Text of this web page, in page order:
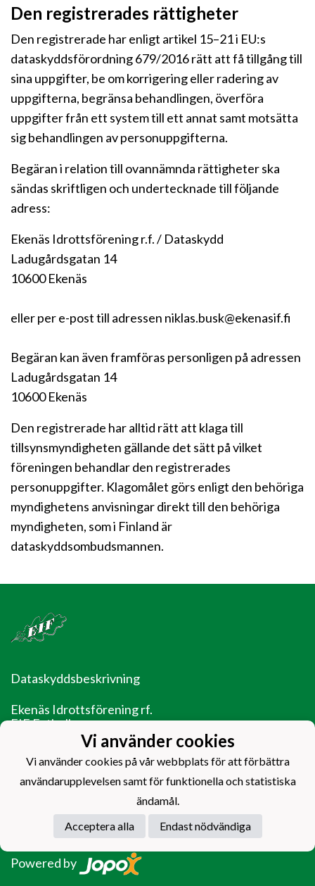
Den registrerades rättigheter
Den registrerade har enligt artikel 15–21 i EU:s
dataskyddsförordning 679/2016 rätt att få tillgång till
sina uppgifter, be om korrigering eller radering av
uppgifterna, begränsa behandlingen, överföra
uppgifter från ett system till ett annat samt motsätta
sig behandlingen av personuppgifterna.
Begäran i relation till ovannämnda rättigheter ska
sändas skriftligen och undertecknade till följande
adress:
Ekenäs Idrottsförening r.f. / Dataskydd
Ladugårdsgatan 14
10600 Ekenäs
eller per e-post till adressen niklas.busk@ekenasif.fi
Begäran kan även framföras personligen på adressen
Ladugårdsgatan 14
10600 Ekenäs
Den registrerade har alltid rätt att klaga till
tillsynsmyndigheten gällande det sätt på vilket
föreningen behandlar den registrerades
personuppgifter. Klagomålet görs enligt den behöriga
myndighetens anvisningar direkt till den behöriga
myndigheten, som i Finland är
dataskyddsombudsmannen.
Dataskyddsbeskrivning
Ekenäs Idrottsförening rf.
EIF Fotboll
Ladugårdsgatan 14
10600 Ekenäs
EIF - Laget före jaget!
Powered by
Vi använder cookies
Vi använder cookies på vår webbplats för att förbättra
användarupplevelsen samt för funktionella och statistiska
ändamål.
Acceptera alla
Endast nödvändiga